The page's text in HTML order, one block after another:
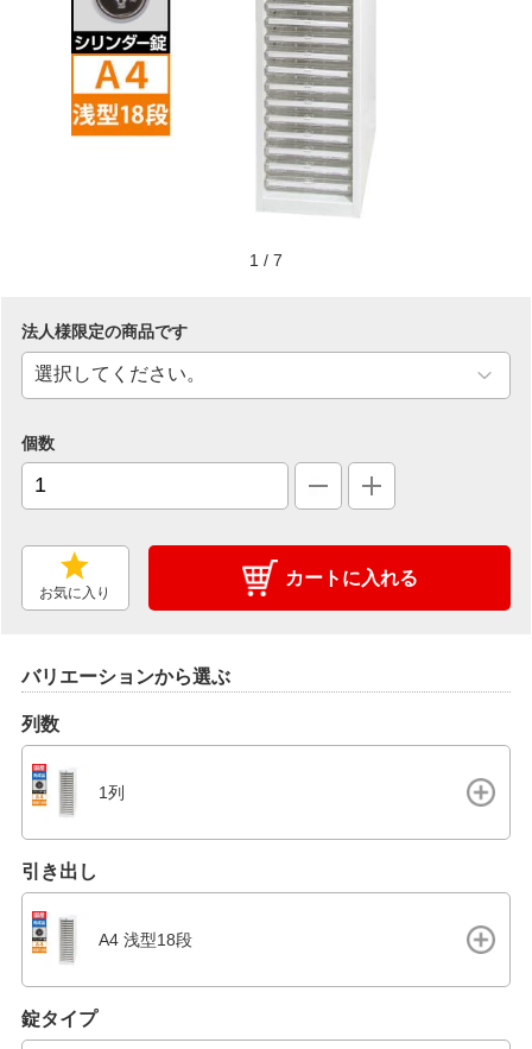
1 / 7
法人様限定の商品です
個数
お気に入り
カートに入れる
バリエーションから選ぶ
列数
1列
引き出し
A4 浅型18段
錠タイプ